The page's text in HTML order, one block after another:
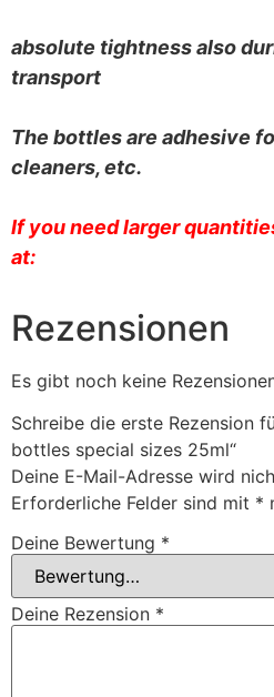
absolute tightness also
transport
The bottles are adhesive
cleaners, etc.
If you need larger
at:
Rezensionen
Es gibt noch keine
Schreibe die erste Rezension
bottles special sizes 25ml“
Deine E-Mail-Adresse wird
Erforderliche Felder sind mit *
Deine Bewertung *
Deine Rezension *